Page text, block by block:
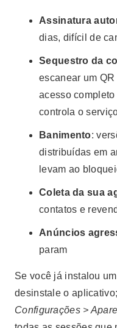
Assinatura
dias, difícil de
Sequestro da
escanear um
acesso
controla o
Banimento:
distribuídas em
levam ao
Coleta da sua
contatos e
Anúncios
param
Se você já instalou
desinstale o
Configurações >